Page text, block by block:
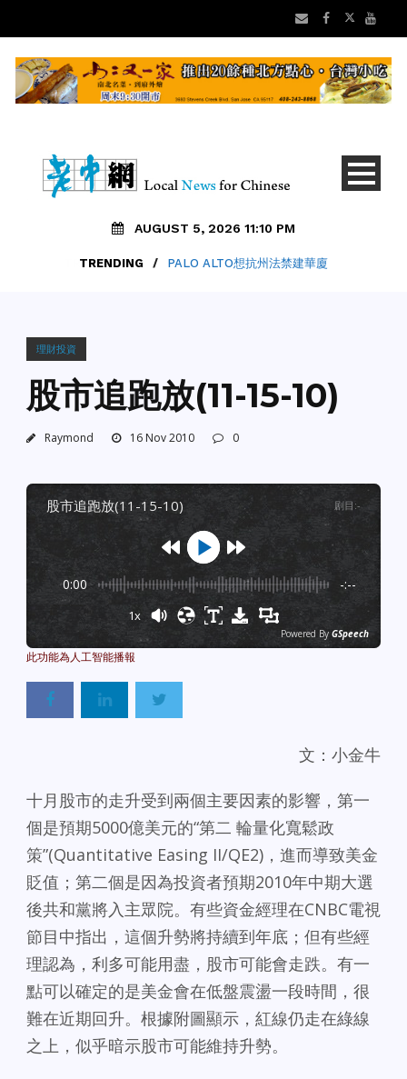
AUGUST 5, 2026 11:10 PM
TRENDING / PALO ALTO想抗州法禁建華廈
理財投資
股市追跑放(11-15-10)
Raymond 16 Nov 2010 0
股市追跑放(11-15-10) 剧目 :-
0:00 -:--
1x
Powered By GSpeech
文：小金牛
十月股市的走升受到兩個主要因素的影響，第一
個是預期5000億美元的“第二 輪量化寬鬆政
策”(Quantitative Easing II/QE2)，進而導致美金
貶值；第二個是因為投資者預期2010年中期大選
後共和黨將入主眾院。 有些資金經理在CNBC電視
節目中指出，這個升勢將持續到年底；但有些經
理認為，利多可能用盡，股市可能會走跌。有一
點可以確定的是美金會在低盤震盪一段時間，很
難在近期回升。根據附圖顯示，紅線仍走在綠線
之上，似乎暗示股市可能維持升勢。